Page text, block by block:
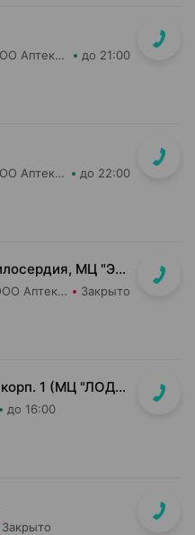
Столичная Аптека СП Самбест ООО Аптека №12 до 21:00
Столичная Аптека СП Самбест ООО Аптека №20 до 22:00
ул. Ф. Скорины, д. 11 (Дом Милосердия, МЦ "Элеос")
Ремедика Интерофицина Плюс ООО Аптека №14 Закрыто
пр-т Независимости, д. 58а, корп. 1 (МЦ "ЛОДЭ")
до 16:00
Закрыто